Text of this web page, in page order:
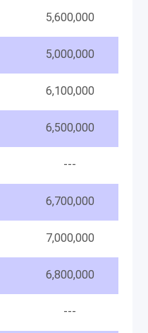
5,600,000
5,000,000
6,100,000
6,500,000
---
6,700,000
7,000,000
6,800,000
---